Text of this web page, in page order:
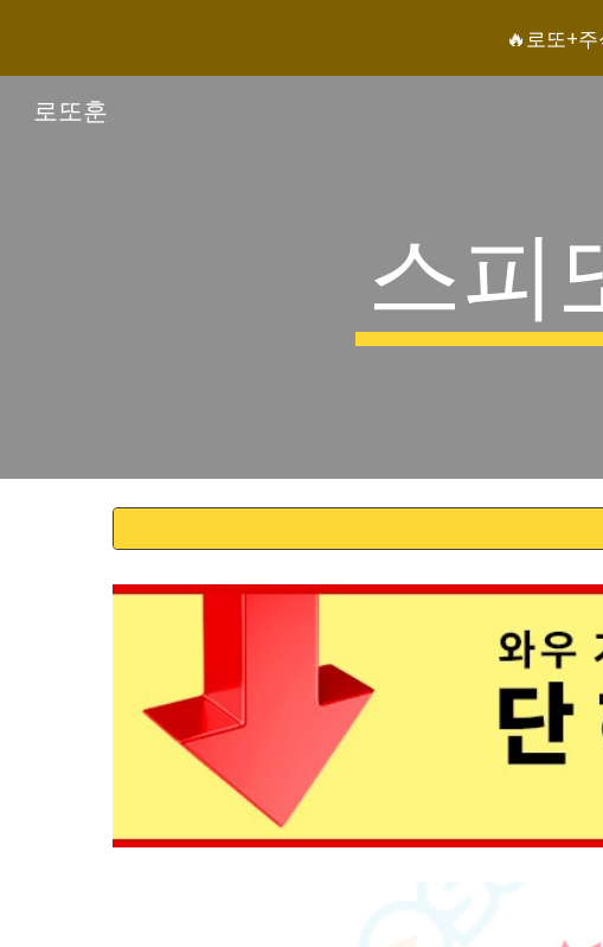
Skip to
🔥로또+
로또훈
스피